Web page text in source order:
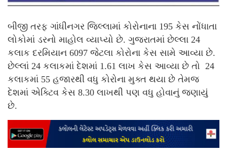
બીજી તરફ ગાંધીનગર જિલ્લામાં કોરોનાના 195 કેસ નોંધાતા
લોકોમાં ડરનો માહોલ વ્યાપ્યો છે. ગુજરાતમાં છેલ્લા 24
કલાક દરમિયાન 6097 જેટલા કોરોના કેસ સામે આવ્યા છે.
છેલ્લાં 24 કલાકમાં દેશમાં 1.61 લાખ કેસ આવ્યા છે તો 24
કલાકમાં 55 હજારથી વધુ કોરોના મુક્ત થયા છે તેમજ
દેશમાં એક્ટિવ કેસ 8.30 લાખથી પણ વધુ હોવાનું જણાયું
છે.